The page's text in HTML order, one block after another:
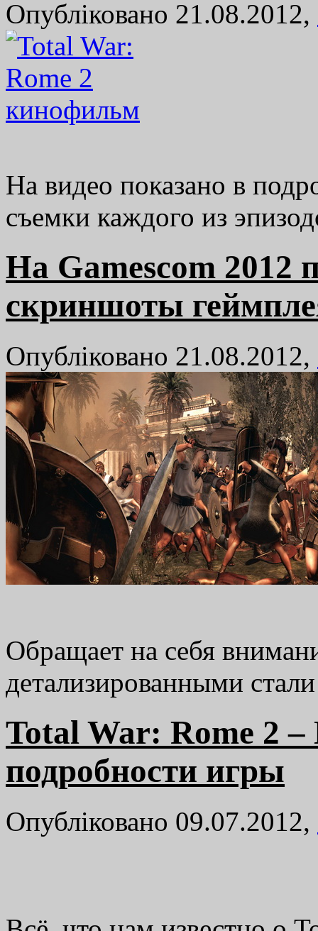
Опубліковано 21.08.2012,
На видео показано в
съемки каждого из
На Gamescom 2012
скриншоты
Опубліковано 21.08.2012,
Обращает на себя
детализированными
Total War: Rome 2
подробности игры
Опубліковано 09.07.2012,